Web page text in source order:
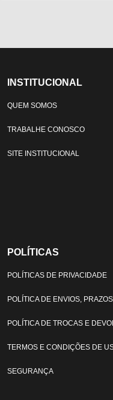
INSTITUCIONAL
QUEM SOMOS
TRABALHE CONOSCO
SITE INSTITUCIONAL
POLÍTICAS
POLÍTICAS DE PRIVACIDADE
POLÍTICA DE ENVIOS,
POLÍTICA DE TROCAS E
TERMOS E CONDIÇÕES DE
SEGURANÇA